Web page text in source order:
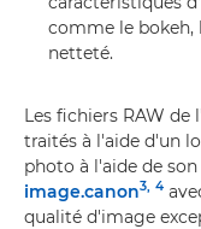
comme le bokeh,
netteté.
Les fichiers RAW de
traités à l'aide d'un
photo à l'aide de
image.canon3, 4
qualité d'image